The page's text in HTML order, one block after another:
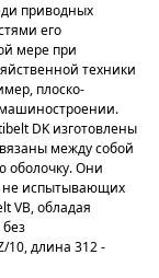
приводных
его
мере при
техники
плоско-
DK изготовлены
между собой
оболочку. Они
не испытывающих
VB, обладая
10, длина 312 -